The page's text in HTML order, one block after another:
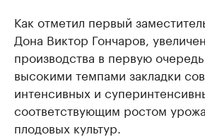
Как отметил первый
Дона Виктор Гончаров,
производства в первую
высокими темпами закладки
интенсивных и
соответствующим ростом
плодовых культур.